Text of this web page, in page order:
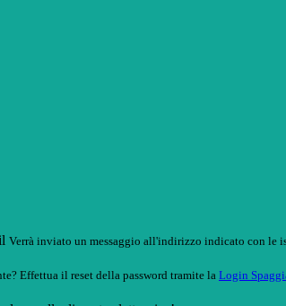
Verrà inviato un messaggio all'indirizzo indicato con le
Effettua il reset della password tramite la Login